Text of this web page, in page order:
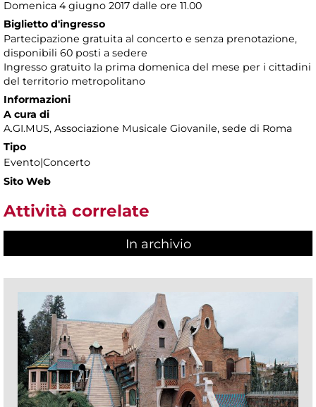
Domenica 4 giugno 2017 dalle ore 11.00
Biglietto d'ingresso
Partecipazione gratuita al concerto e senza prenotazione,
disponibili 60 posti a sedere
Ingresso gratuito la prima domenica del mese per i cittadini
del territorio metropolitano
Informazioni
A cura di
A.GI.MUS, Associazione Musicale Giovanile, sede di Roma
Tipo
Evento|Concerto
Sito Web
Attività correlate
In archivio